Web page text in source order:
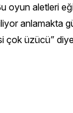
oyun aletleri
anlamakta
çok üzücü”